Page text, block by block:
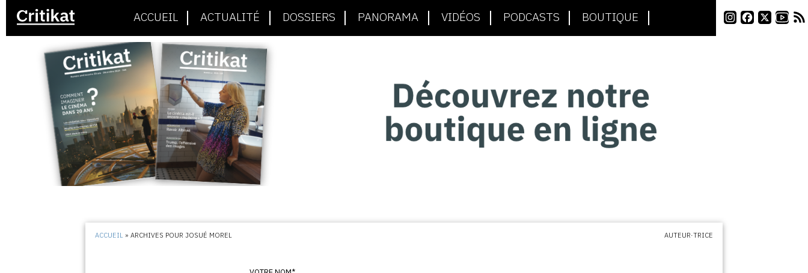
ACCUEIL ACTUALITÉ DOSSIERS PANORAMA VIDÉOS PODCASTS BOUTIQUE
ACCUEIL »ARCHIVES POUR JOSUÉ MOREL AUTEUR·TRICE